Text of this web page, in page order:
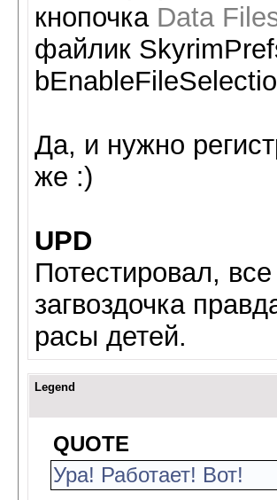
кнопочка Data
файлик
Да, и нужно
же :)
UPD
Потестировал,
загвоздочка
расы детей.
Legend
QUOTE
Ура! Работает! Вот!